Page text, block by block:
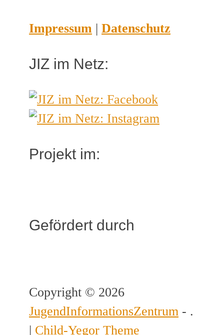
Impressum | Datenschutz
JIZ im Netz:
Projekt im:
Gefördert durch
Copyright © 2026
JugendInformationsZentrum - .
| Child-Yegor Theme